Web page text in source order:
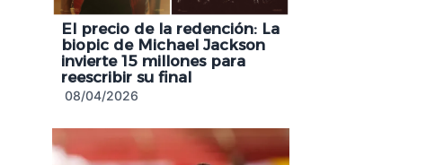
El precio de la redención: La
biopic de Michael Jackson
invierte 15 millones para
reescribir su final
08/04/2026